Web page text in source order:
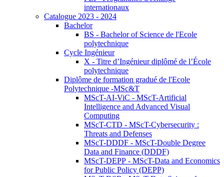
internationaux
Catalogue 2023 - 2024
Bachelor
BS - Bachelor of Science de l'Ecole
polytechnique
Cycle Ingénieur
X - Titre d’Ingénieur diplômé de l’École
polytechnique
Diplôme de formation gradué de l'Ecole
Polytechnique -MSc&T
MScT-AI-ViC - MScT-Artificial
Intelligence and Advanced Visual
Computing
MScT-CTD - MScT-Cybersecurity :
Threats and Defenses
MScT-DDDF - MScT-Double Degree
Data and Finance (DDDF)
MScT-DEPP - MScT-Data and Economics
for Public Policy (DEPP)